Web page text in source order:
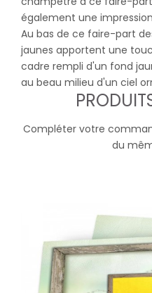
également une
Au bas de ce faire-part
jaunes apportent une
cadre rempli d'un fond
au beau milieu d'un ciel
Compléter votre
du